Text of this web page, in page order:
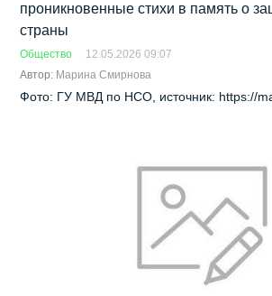
проникновенные стихи в память о
страны
Общество
12.05.2026 09:07
Автор: Марина Смирнова
Фото: ГУ МВД по НСО, источник: https://